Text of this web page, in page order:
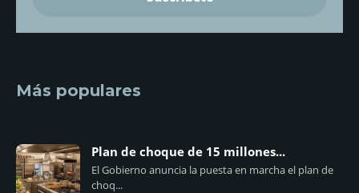
Más populares
Plan de choque de 15 millones...
El Gobierno anuncia la puesta en marcha el plan de
choq...